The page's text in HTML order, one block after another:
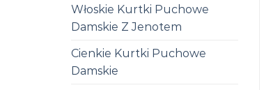
Włoskie Kurtki Puchowe
Damskie Z Jenotem
Cienkie Kurtki Puchowe
Damskie